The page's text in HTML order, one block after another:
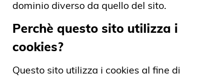
dominio diverso da quello del sito.
Perchè questo sito utilizza i
cookies?
Questo sito utilizza i cookies al fine di